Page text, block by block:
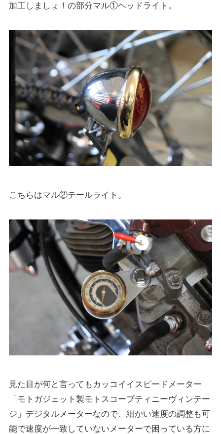
加工しましょ！の部分マル①ヘッドライト。
こちらはマル②テールライト。
見た目が何と言ってもカッコイイスピードメーター
「モトガジェット製モトスコープティニーヴィンテー
ジ」デジタルメーターなので、細かい速度の調整も可
能で速度が一致していないメーターで困っている方に